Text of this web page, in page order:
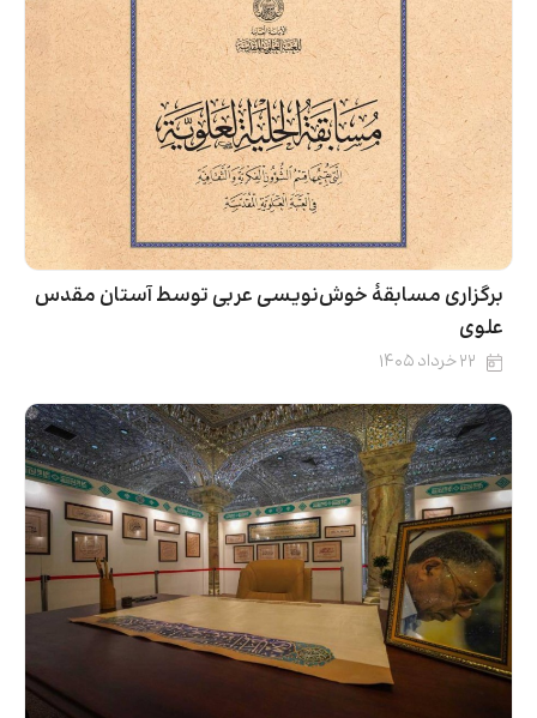
برگزاری مسابقۀ خوش‌نویسی عربی توسط آستان مقدس
علوی
۲۲ خرداد ۱۴۰۵